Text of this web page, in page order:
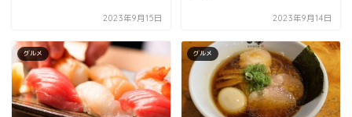
2023年9月15日 2023年9月14日
グルメ グルメ